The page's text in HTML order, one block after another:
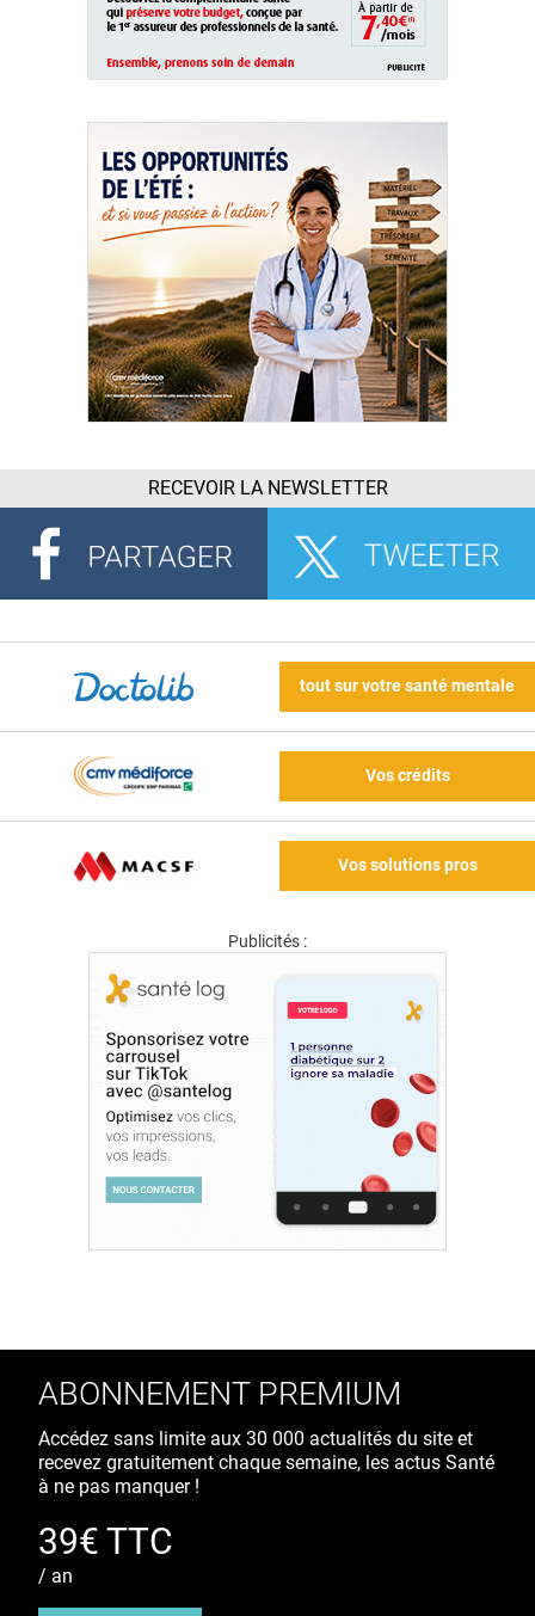
RECEVOIR LA NEWSLETTER
tout sur votre santé mentale
Vos crédits
Vos solutions pros
Publicités :
ABONNEMENT PREMIUM
Accédez sans limite aux 30 000 actualités du site et
recevez gratuitement chaque semaine, les actus Santé
à ne pas manquer !
39€ TTC
/ an